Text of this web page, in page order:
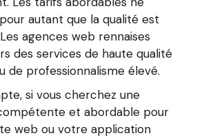
autant que la qualité est
agences web rennaises
des services de haute qualité
de professionnalisme élevé.
si vous cherchez une
et abordable pour
web ou votre application